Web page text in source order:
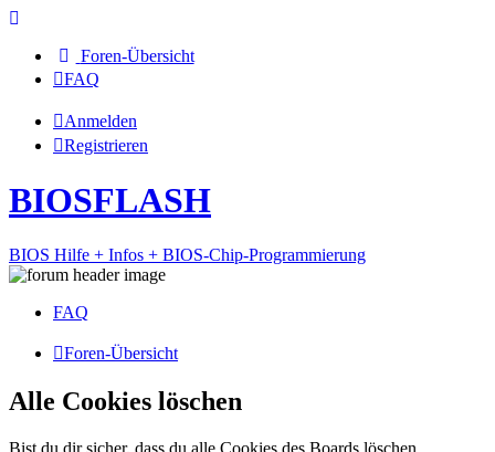
Foren-Übersicht
FAQ
Anmelden
Registrieren
BIOSFLASH
BIOS Hilfe + Infos + BIOS-Chip-Programmierung
FAQ
Foren-Übersicht
Alle Cookies löschen
Bist du dir sicher, dass du alle Cookies des Boards löschen